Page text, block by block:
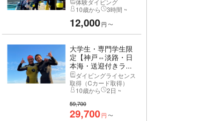
体験ダイビング
10歳から
3時間 ~
12,000円 〜
大学生・専門学生限
定【神戸⇔淡路・日
本海・送迎付きラ...
ダイビングライセンス
取得（Cカード取得）
10歳から
2日 ~
59,700
29,700円 〜